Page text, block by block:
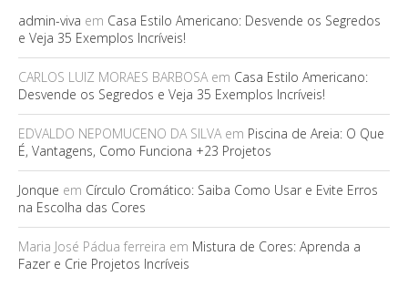
admin-viva em Casa Estilo Americano: Desvende os Segredos
e Veja 35 Exemplos Incríveis!
CARLOS LUIZ MORAES BARBOSAem Casa Estilo Americano:
Desvende os Segredos e Veja 35 Exemplos Incríveis!
EDVALDO NEPOMUCENO DA SILVAem Piscina de Areia: O Que
É, Vantagens, Como Funciona +23 Projetos
Jonque em Círculo Cromático: Saiba Como Usar e Evite Erros
na Escolha das Cores
Maria José Pádua ferreira em Mistura de Cores: Aprenda a
Fazer e Crie Projetos Incríveis